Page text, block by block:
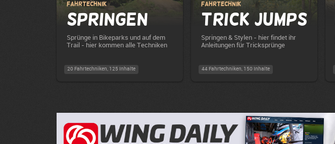
Fahrtechnik
Springen
Sprünge in Bikeparks und auf dem
Trail - hier kommen alle Techniken
20 Fahrtechniken, 125 Inhalte
Fahrtechnik
Trick Jumps
Springen & Stylen - hier findet ihr
Anleitungen für Tricksprünge
44 Fahrtechniken, 150 Inhalte